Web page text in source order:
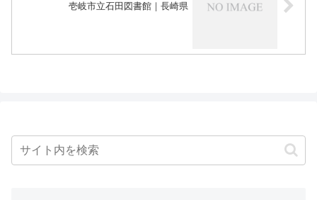
壱岐市立石田図書館｜長崎県